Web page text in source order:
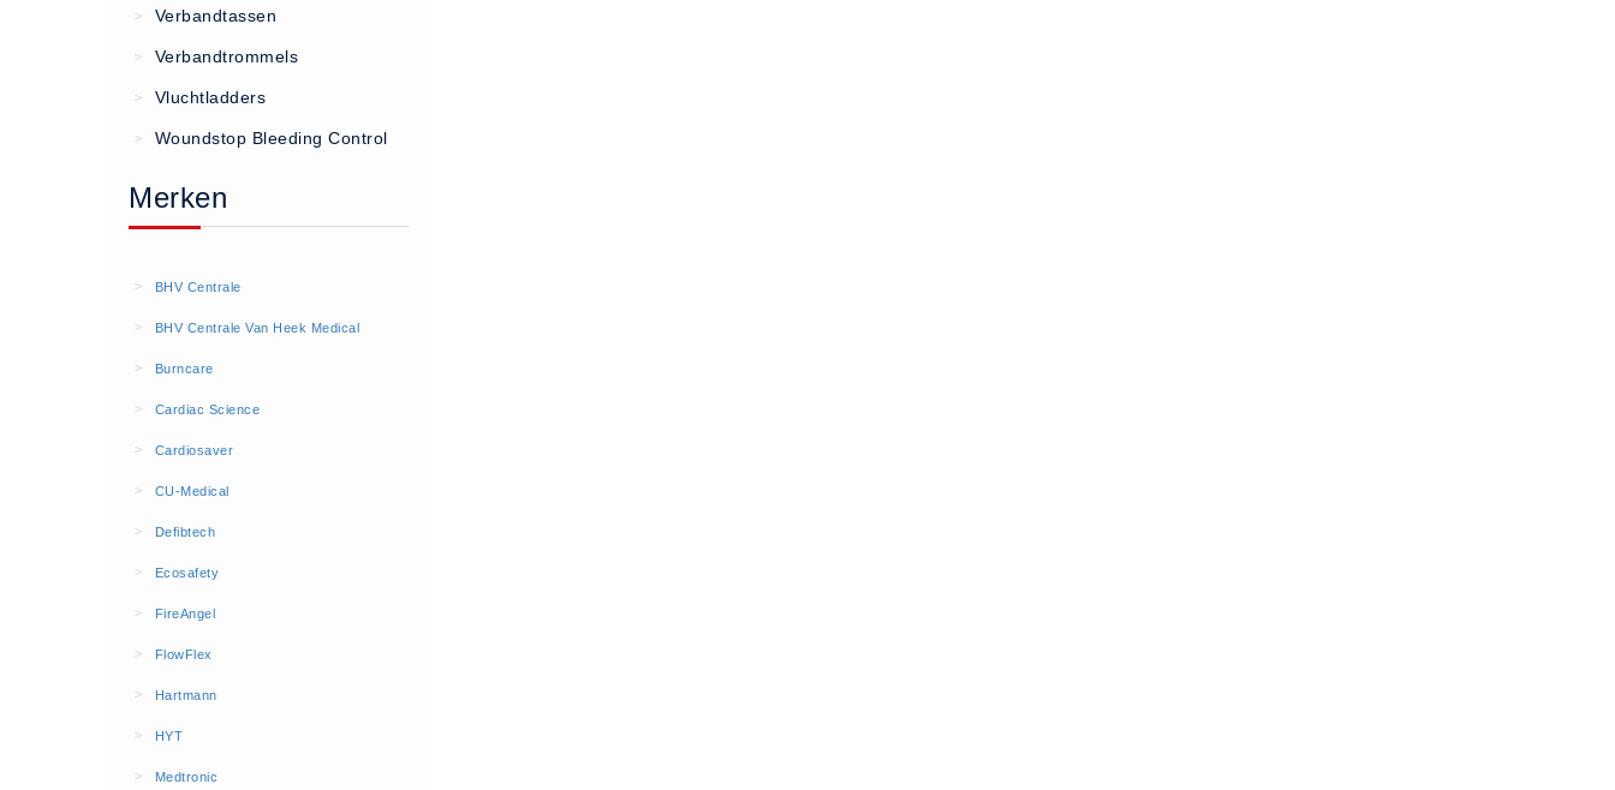
AED binnen - buiten kasten (11)
AED elektroden (18)
AED tassen (14)
BHV kasten (5)
BHV kasten (0)
Evacuatie - Zaklampen (0)
Kleding - Hesjes (0)
Brandblusmiddelen
Schuimblussers (6)
Brandmelders
CO melders (2)
> Verbandtassen
> Verbandtrommels
> Vluchtladders
> Woundstop Bleeding Control
Merken
> BHV Centrale
> BHV Centrale Van Heek Medical
> Burncare
> Cardiac Science
> Cardiosaver
> CU-Medical
> Defibtech
> Ecosafety
> FireAngel
> FlowFlex
> Hartmann
> HYT
> Medtronic